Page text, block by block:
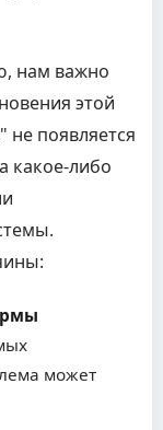
нам важно
этой
появляется
какое-либо
может